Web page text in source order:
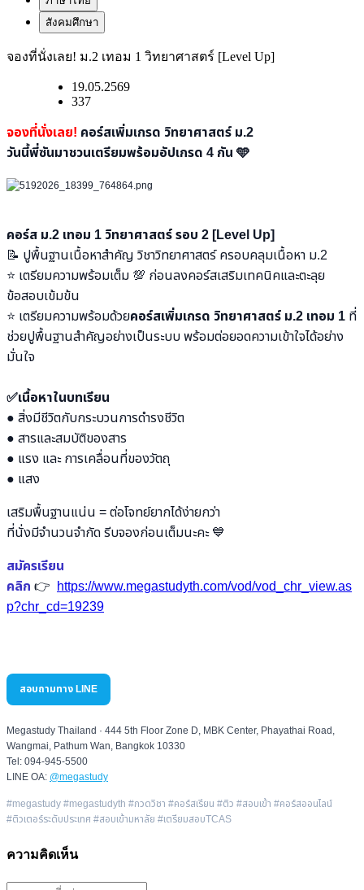
สังคมศึกษา
จองที่นั่งเลย! ม.2 เทอม 1 วิทยาศาสตร์ [Level Up]
19.05.2569
337
จองที่นั่งเลย! คอร์สเพิ่มเกรด วิทยาศาสตร์ ม.2
วันนี้พี่ซันมาชวนเตรียมพร้อมอัปเกรด 4 กัน 🩵
คอร์ส ม.2 เทอม 1 วิทยาศาสตร์ รอบ 2 [Level Up]
📝 ปูพื้นฐานเนื้อหาสำคัญ วิชาวิทยาศาสตร์​ ครอบคลุมเนื้อหา ม.2
⭐ เตรียมความพร้อมเต็ม 💯 ก่อนลงคอร์สเสริมเทคนิคและตะลุย
ข้อสอบเข้มข้น
⭐ เตรียมความพร้อมด้วยคอร์สเพิ่มเกรด วิทยาศาสตร์ ม.2 เทอม 1 ที่
ช่วยปูพื้นฐานสำคัญอย่างเป็นระบบ พร้อมต่อยอดความเข้าใจได้อย่าง
มั่นใจ
✅เนื้อหาในบทเรียน
● สิ่งมีชีวิตกับกระบวนการดำรงชีวิต
● ​ สารและสมบัติของสาร
● ​ แรง และ การเคลื่อนที่ของวัตถุ
● ​ แสง
เสริมพื้นฐานแน่น = ต่อโจทย์ยากได้ง่ายกว่า
ที่นั่งมีจำนวนจำกัด รีบจองก่อนเต็มนะคะ 💙
สมัครเรียน
คลิก 👉
https://www.megastudyth.com/vod/vod_chr_view.as
p?chr_cd=19239
สอบถามทาง LINE
Megastudy Thailand · 444 5th Floor Zone D, MBK Center, Phayathai Road,
Wangmai, Pathum Wan, Bangkok 10330
Tel: 094-945-5500
LINE OA: @megastudy
#megastudy #megastudyth #กวดวิชา #คอร์สเรียน #ติว #สอบเข้า #คอร์สออนไลน์
#ติวเตอร์ระดับประเทศ #สอบเข้ามหาลัย #เตรียมสอบTCAS
ความคิดเห็น